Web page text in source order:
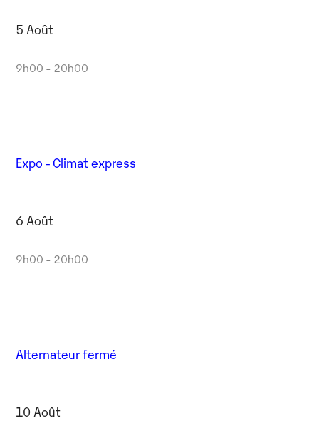
5 Août
9h00 - 20h00
Expo - Climat express
6 Août
9h00 - 20h00
Alternateur fermé
10 Août